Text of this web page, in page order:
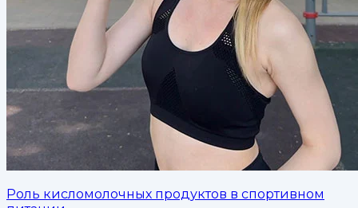
Роль кисломолочных продуктов в спортивном